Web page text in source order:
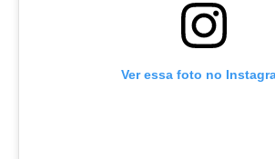
Ver essa foto no